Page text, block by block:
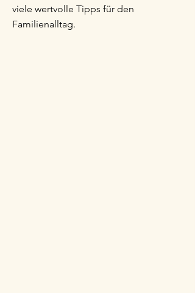
viele wertvolle Tipps für den
Familienalltag.